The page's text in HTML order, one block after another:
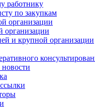
работнику
по закупкам
организации
организации
и крупной организации